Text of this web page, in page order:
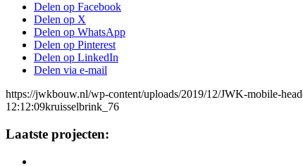
Delen op Facebook
Delen op X
Delen op WhatsApp
Delen op Pinterest
Delen op LinkedIn
Delen via e-mail
https://jwkbouw.nl/wp-content/uploads/2019/12/JWK-mobile-
12:12:09kruisselbrink_76
Laatste projecten: